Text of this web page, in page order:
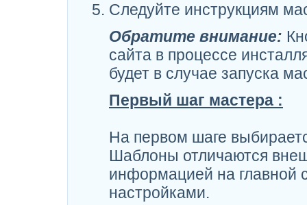
Следуйте инструкциям
Обратите внимание:
сайта в процессе
будет в случае запуска
Первый шаг мастера :
На первом шаге
Шаблоны отличаются
информацией на главной
настройками.